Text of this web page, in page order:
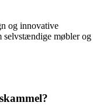
og innovative
selvstændige møbler og